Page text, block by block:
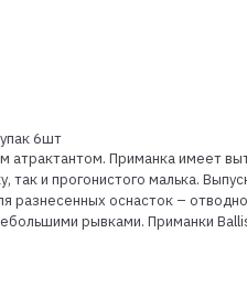
6шт
атрактантом. Приманка имеет
так и прогонистого малька.
разнесенных оснасток –
рывками. Приманки